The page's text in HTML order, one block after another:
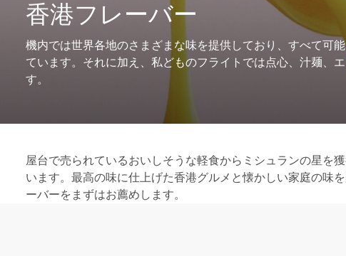
香港フレーバー
機内では世界各地のさまざまな味を提供しており、すべて可
ています。それに加え、私どものフライトでは点心、汁麺、
す。
屋台で売られているおいしそうな軽食からミシュランの星を
います。最高の味に仕上げた香港グルメと懐かしい家庭の味
ーバーをまずはお薦めします。